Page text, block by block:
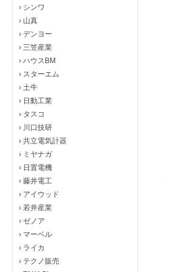
› シンワ
› 山真
› デンヨー
› 三笠産業
› ハウスBM
› スターエム
› 土牛
› 日動工業
› タスコ
› 川口技研
› 共立電気計器
› ミヤナガ
› 日置電機
› 藤井電工
› アイウッド
› 若井産業
› ゼノア
› マーベル
› ライカ
› テクノ販売